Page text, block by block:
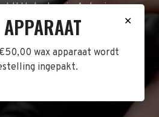
Het adres is: Antoni van
Kom op een doordeweekse
en 17:00 of op de zaterdag
10:00 en 14:00.
✕
wax apparaat wordt
ingepakt.